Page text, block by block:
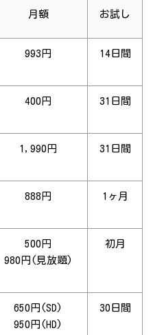
月額 お試し
993円 14日間
400円 31日間
1,990円 31日間
888円 1ヶ月
500円
980円(見放題)
初月
650円(SD)
950円(HD)
30日間